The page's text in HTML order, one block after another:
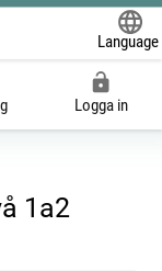
Language
Logga in
1a2